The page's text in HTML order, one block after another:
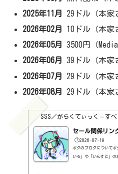
2025年11月
29ドル（本家
2026年02月
10ドル（本家
2026年05月
3500円（
2026年06月
39ドル（本家
2026年07月
29ドル（本家
2026年08月
29ドル（本家
SSS／がらくてぃっく＝すぺ
セール関係リン
🕒️2026-07-19
ボクのブログについてボ
いろ」や「いんすと」の